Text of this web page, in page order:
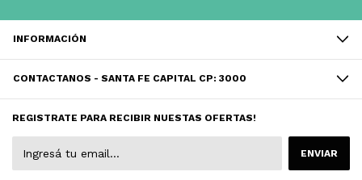
INFORMACIÓN
CONTACTANOS - SANTA FE CAPITAL CP: 3000
REGISTRATE PARA RECIBIR NUESTAS OFERTAS!